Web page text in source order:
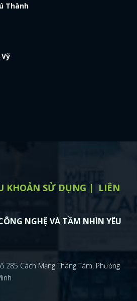
Thành
KHOẢN SỬ DỤNG
LIÊN
NGHỆ VÀ TẦM NHÌN YÊU
285 Cách Mạng Tháng Tám, Phường